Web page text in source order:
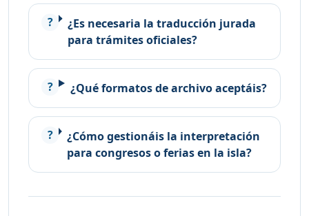
¿Es necesaria la traducción jurada
para trámites oficiales?
¿Qué formatos de archivo aceptáis?
¿Cómo gestionáis la interpretación
para congresos o ferias en la isla?